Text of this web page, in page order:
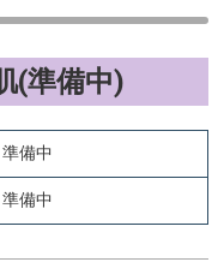
(準備中)
準備中
準備中